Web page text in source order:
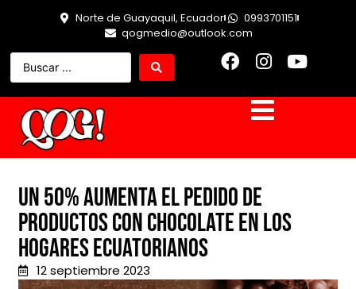
Norte de Guayaquil, Ecuador
0993701151
qogmedio@outlook.com
Un 50% aumenta el pedido de
productos con chocolate en los
hogares ecuatorianos
12 septiembre 2023